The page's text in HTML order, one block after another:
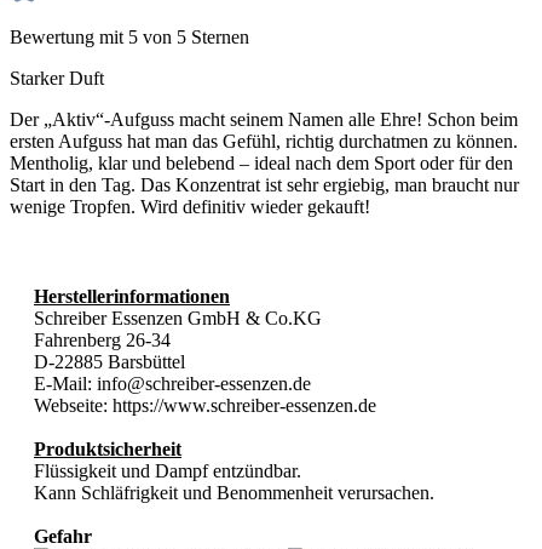
Bewertung mit 5 von 5 Sternen
Starker Duft
Der „Aktiv“-Aufguss macht seinem Namen alle Ehre! Schon beim
ersten Aufguss hat man das Gefühl, richtig durchatmen zu können.
Mentholig, klar und belebend – ideal nach dem Sport oder für den
Start in den Tag. Das Konzentrat ist sehr ergiebig, man braucht nur
wenige Tropfen. Wird definitiv wieder gekauft!
Herstellerinformationen
Schreiber Essenzen GmbH & Co.KG
Fahrenberg 26-34
D-22885 Barsbüttel
E-Mail: info@schreiber-essenzen.de
Webseite: https://www.schreiber-essenzen.de
Produktsicherheit
Flüssigkeit und Dampf entzündbar.
Kann Schläfrigkeit und Benommenheit verursachen.
Gefahr